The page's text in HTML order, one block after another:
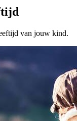
van jouw kind.